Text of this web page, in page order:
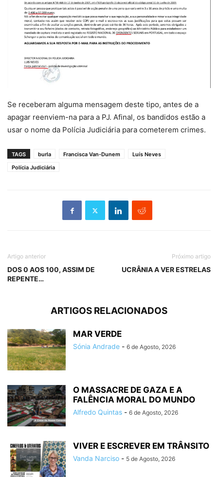
Se receberam alguma mensagem deste tipo, antes de a
apagar reenviem-na para a PJ. Afinal, os bandidos estão a
usar o nome da Polícia Judiciária para cometerem crimes.
TAGS burla Francisca Van-Dunem
Luís Neves
Polícia Judiciária
Artigo anterior
DOS 0 AOS 100, ASSIM DE
REPENTE…
Próximo artigo
UCRÂNIA A VER ESTRELAS
ARTIGOS RELACIONADOS
MAR VERDE
Sónia Andrade - 6 de Agosto, 2026
O MASSACRE DE GAZA E A
FALÊNCIA MORAL DO MUNDO
Alfredo Quintas - 6 de Agosto, 2026
VIVER E ESCREVER EM TRÂNSITO
Vanda Narciso - 5 de Agosto, 2026